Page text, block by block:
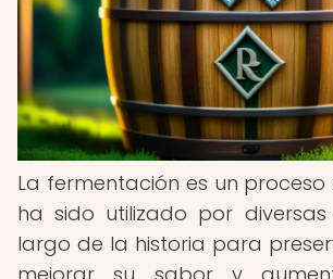
La fermentación es un
ha sido utilizado por
largo de la historia para